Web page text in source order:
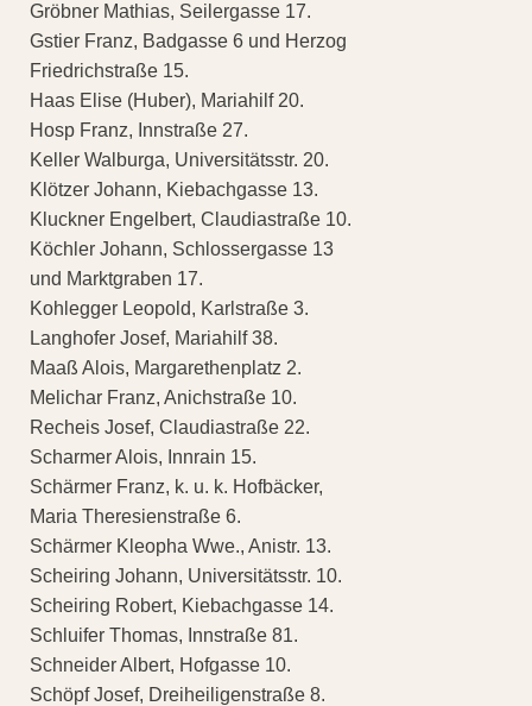
Gröbner Mathias, Seilergasse 17.
Gstier Franz, Badgasse 6 und Herzog
Friedrichstraße 15.
Haas Elise (Huber), Mariahilf 20.
Hosp Franz, Innstraße 27.
Keller Walburga, Universitätsstr. 20.
Klötzer Johann, Kiebachgasse 13.
Kluckner Engelbert, Claudiastraße 10.
Köchler Johann, Schlossergasse 13
und Marktgraben 17.
Kohlegger Leopold, Karlstraße 3.
Langhofer Josef, Mariahilf 38.
Maaß Alois, Margarethenplatz 2.
Melichar Franz, Anichstraße 10.
Recheis Josef, Claudiastraße 22.
Scharmer Alois, Innrain 15.
Schärmer Franz, k. u. k. Hofbäcker,
Maria Theresienstraße 6.
Schärmer Kleopha Wwe., Anistr. 13.
Scheiring Johann, Universitätsstr. 10.
Scheiring Robert, Kiebachgasse 14.
Schluifer Thomas, Innstraße 81.
Schneider Albert, Hofgasse 10.
Schöpf Josef, Dreiheiligenstraße 8.